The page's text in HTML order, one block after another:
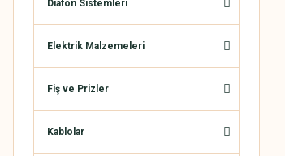
Diafon Sistemleri
Elektrik Malzemeleri
Fiş ve Prizler
Kablolar